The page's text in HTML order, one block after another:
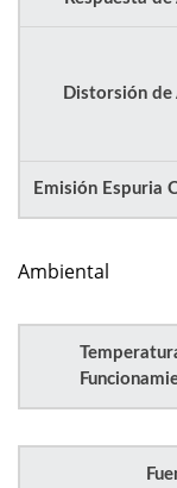
Distorsión de
Emisión Espuria
Ambiental